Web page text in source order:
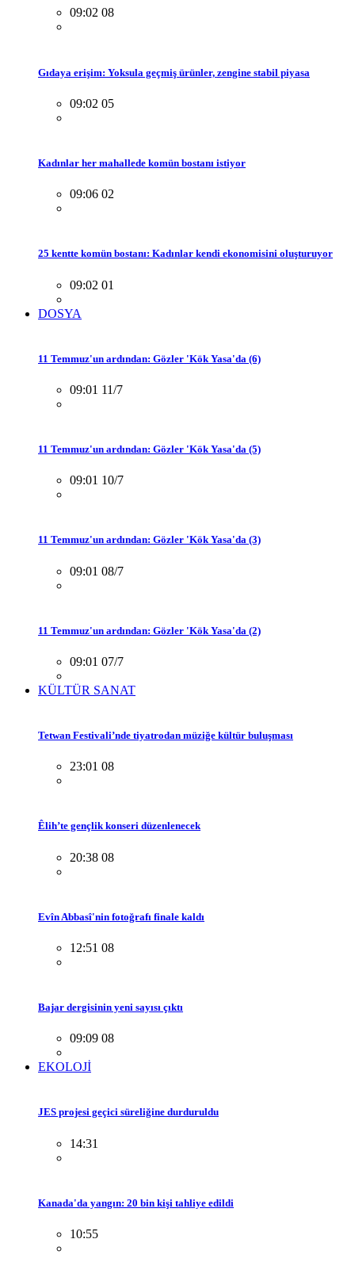
09:02 08
Gıdaya erişim: Yoksula geçmiş ürünler, zengine stabil piyasa
09:02 05
Kadınlar her mahallede komün bostanı istiyor
09:06 02
25 kentte komün bostanı: Kadınlar kendi ekonomisini oluşturuyor
09:02 01
DOSYA
11 Temmuz'un ardından: Gözler 'Kök Yasa'da (6)
09:01 11/7
11 Temmuz'un ardından: Gözler 'Kök Yasa'da (5)
09:01 10/7
11 Temmuz'un ardından: Gözler 'Kök Yasa'da (3)
09:01 08/7
11 Temmuz'un ardından: Gözler 'Kök Yasa'da (2)
09:01 07/7
KÜLTÜR SANAT
Tetwan Festivali’nde tiyatrodan müziğe kültür buluşması
23:01 08
Êlih’te gençlik konseri düzenlenecek
20:38 08
Evîn Abbasî'nin fotoğrafı finale kaldı
12:51 08
Bajar dergisinin yeni sayısı çıktı
09:09 08
EKOLOJİ
JES projesi geçici süreliğine durduruldu
14:31
Kanada'da yangın: 20 bin kişi tahliye edildi
10:55